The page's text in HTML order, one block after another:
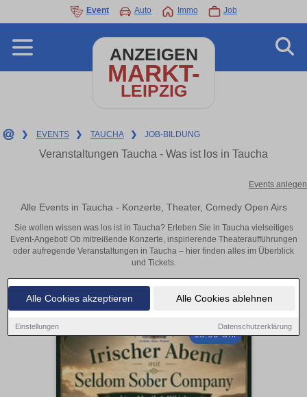
Alle Cookies akzeptieren Alle Cookies ablehnen
Einstellungen Datenschutzerklärung
Event Auto Immo Job
ANZEIGEN
MARKT-
LEIPZIG
❯ EVENTS ❯ TAUCHA ❯ JOB-BILDUNG
Veranstaltungen Taucha - Was ist los in Taucha
Events anlegen
Alle Events in Taucha - Konzerte, Theater, Comedy Open Airs
Sie wollen wissen was los ist in Taucha? Erleben Sie in Taucha vielseitiges
Event-Angebot! Ob mitreißende Konzerte, inspirierende Theateraufführungen
oder aufregende Veranstaltungen in Taucha – hier finden alles im Überblick
und Tickets.
18:00 Uhr